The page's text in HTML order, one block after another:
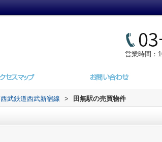
営業時間：
西武鉄道西武新宿線 > 田無駅の売買物件